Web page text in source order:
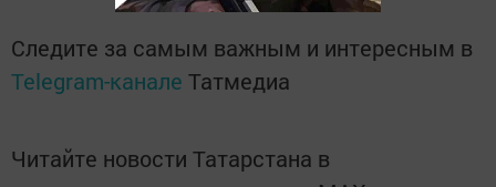
Следите за самым важным и интересным в
Telegram-канале Татмедиа
Читайте новости Татарстана в